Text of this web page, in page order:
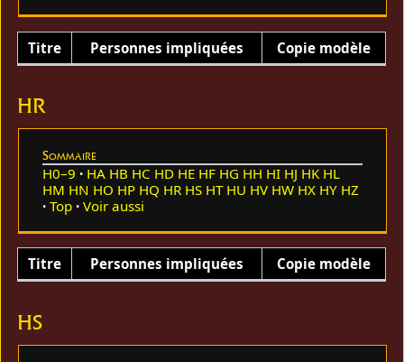
Titre Personnes impliquées Copie modèle
HR
Sommaire
H0–9 HA HB HC HD HE HF HG HH HI HJ HK HL
HM HN HO HP HQ HR HS HT HU HV HW HX HY HZ
Top
Voir aussi
Titre Personnes impliquées Copie modèle
HS